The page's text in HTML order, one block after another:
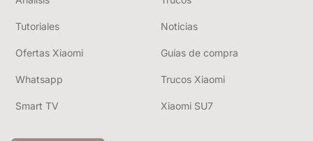
Tutoriales Noticias
Ofertas Xiaomi Guías de compra
Whatsapp Trucos Xiaomi
Smart TV Xiaomi SU7